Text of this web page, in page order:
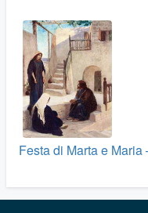
Festa di Marta e Maria